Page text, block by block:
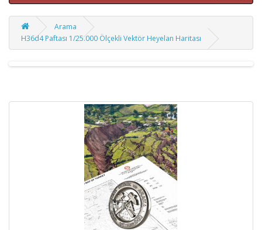
Arama
H36d4 Paftası 1/25.000 Ölçekli Vektör Heyelan Haritası